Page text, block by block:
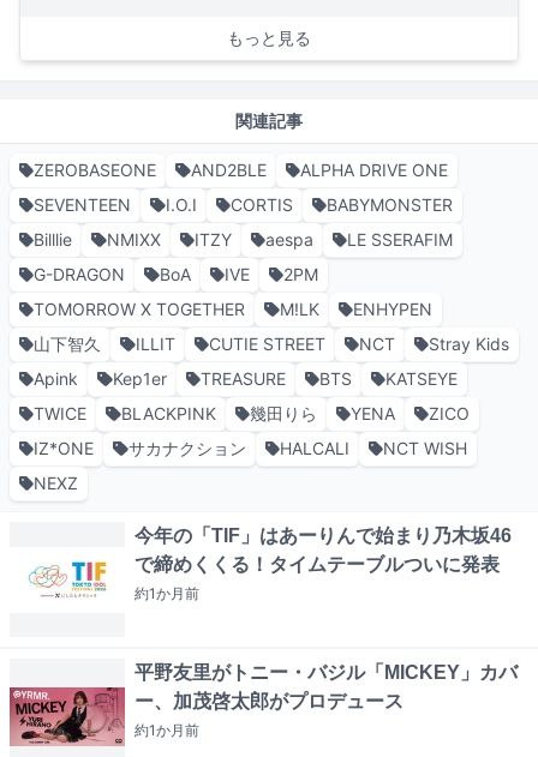
もっと見る
関連記事
ZEROBASEONE AND2BLE
ALPHA DRIVE ONE
SEVENTEEN
I.O.I CORTIS
BABYMONSTER
Billlie
NMIXX ITZY aespa
LE SSERAFIM
G-DRAGON
BoA IVE
2PM
TOMORROW X TOGETHER
M!LK
ENHYPEN
山下智久
ILLIT CUTIE STREET NCT
Stray Kids
Apink
Kep1er TREASURE BTS
KATSEYE
TWICE
BLACKPINK 幾田りら YENA
ZICO
IZ*ONE
サカナクション HALCALI
NCT WISH
NEXZ
今年の「TIF」はあーりんで始まり乃木坂46
で締めくくる！タイムテーブルついに発表
約1か月前
平野友里がトニー・バジル「MICKEY」カバ
ー、加茂啓太郎がプロデュース
約1か月前